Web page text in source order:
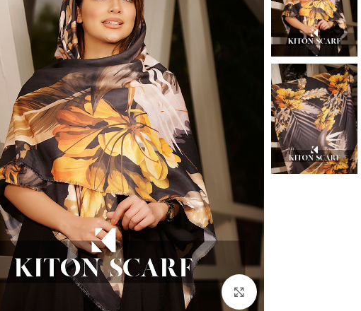
بزرگنمایی تصویر